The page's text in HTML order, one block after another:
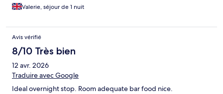
Valerie, séjour de 1 nuit
Avis vérifié
8/10 Très bien
12 avr. 2026
Traduire avec Google
Ideal overnight stop. Room adequate bar food nice.